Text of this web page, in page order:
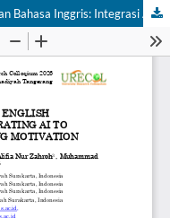
Inovasi Berkelanjutan dalam Pengajaran Bahasa Inggris: Integrasi AI untuk Meningkatkan Motivasi Belajar Mahasiswa Bahasa Inggris